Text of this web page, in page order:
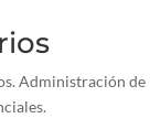
Administración de